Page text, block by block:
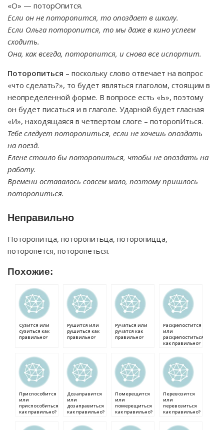
«О» — поторОпится.
Если он не поторопится, то опоздает в школу.
Если Ольга поторопится, то мы даже в кино успеем
сходить.
Она, как всегда, поторопится, и снова все испортит.
Поторопиться – поскольку слово отвечает на вопрос
«что сделать?», то будет являться глаголом, стоящим в
неопределенной форме. В вопросе есть «Ь», поэтому
он будет писаться и в глаголе. Ударной будет гласная
«И», находящаяся в четвертом слоге – поторопИться.
Тебе следует поторопиться, если не хочешь опоздать
на поезд.
Елене стоило бы поторопиться, чтобы не опоздать на
работу.
Времени оставалось совсем мало, поэтому пришлось
поторопиться.
Неправильно
Поторопитца, поторопитьца, поторопицца,
поторопется, поторопеться.
Похожие:
Сузится или
сузиться как
правильно?
Рушится или
рушиться как
правильно?
Ручаться или
ручатся как
правильно?
Раскрепостится
или
раскрепоститься
как правильно?
Приспособится
или
приспособиться
как правильно?
Дозаправится
или
дозаправиться
как правильно?
Померещится
или
померещиться
как правильно?
Перевозится
или
перевозиться
как правильно?